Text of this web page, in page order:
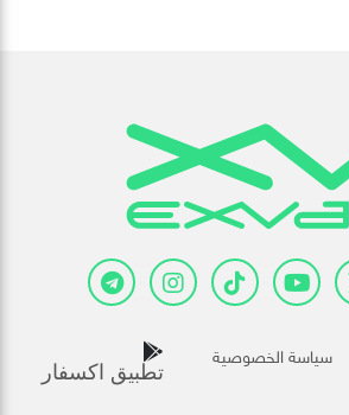
سياسة الخصوصية
تطبيق اكسفار